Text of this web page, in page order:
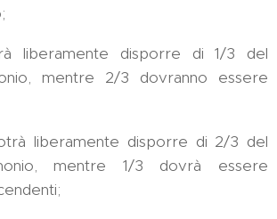
liberamente disporre di 1/3 del
mentre 2/3 dovranno essere
liberamente disporre di 2/3 del
mentre 1/3 dovrà essere